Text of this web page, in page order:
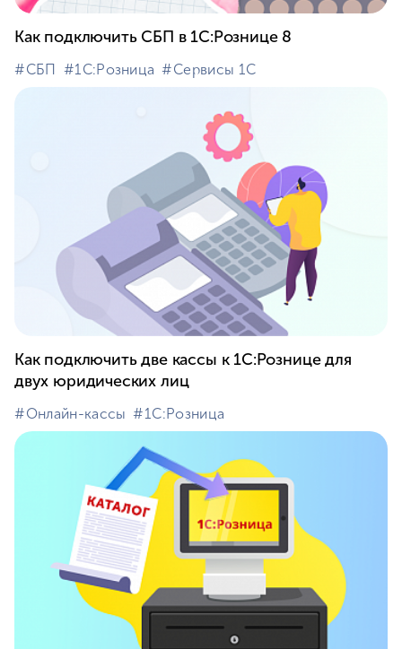
Как подключить СБП в 1С:Рознице 8
#⁣СБП #⁣1С:Розница #⁣Сервисы 1С
Как подключить две кассы к 1С:Рознице для
двух юридических лиц
#⁣Онлайн-кассы #⁣1С:Розница